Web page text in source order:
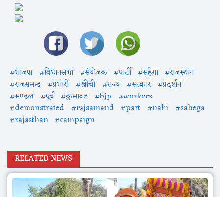
#भाजपा #विधानसभा #संयोजक #पार्टी #सहेगा #राजस्थान
#राजसमन्द #प्रभारी #खींची #राज्य #सरकार #प्रदर्शन
#मण्डल #पूर्व #कुमावत #bjp #workers
#demonstrated #rajsamand #part #nahi #sahega
#rajasthan #campaign
RELATED NEWS